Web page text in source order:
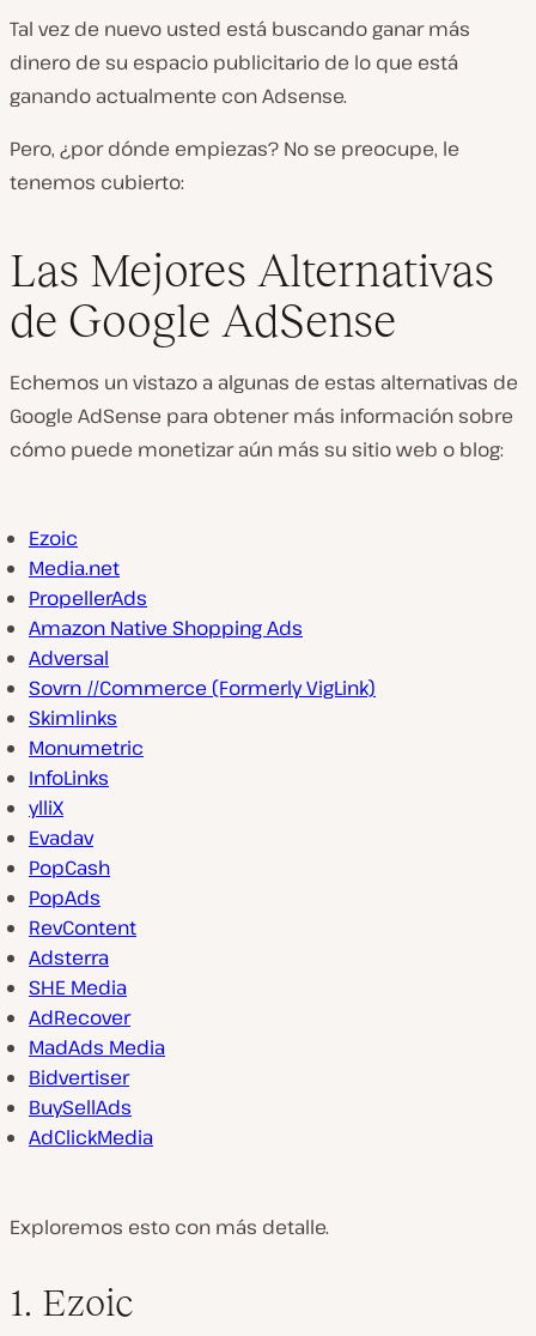
Tal vez de nuevo usted está buscando ganar más
dinero de su espacio publicitario de lo que está
ganando actualmente con Adsense.
Pero, ¿por dónde empiezas? No se preocupe, le
tenemos cubierto:
Las Mejores Alternativas
de Google AdSense
Echemos un vistazo a algunas de estas alternativas de
Google AdSense para obtener más información sobre
cómo puede monetizar aún más su sitio web o blog:
Ezoic
Media.net
PropellerAds
Amazon Native Shopping Ads
Adversal
Sovrn //Commerce (Formerly VigLink)
Skimlinks
Monumetric
InfoLinks
ylliX
Evadav
PopCash
PopAds
RevContent
Adsterra
SHE Media
AdRecover
MadAds Media
Bidvertiser
BuySellAds
AdClickMedia
Exploremos esto con más detalle.
1. Ezoic